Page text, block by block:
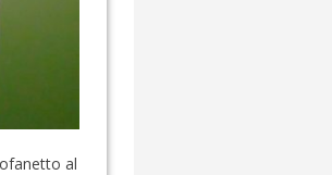
al